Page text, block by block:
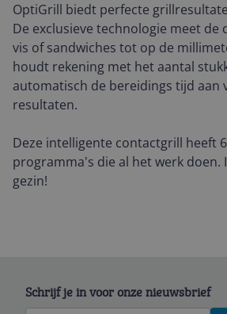
OptiGrill biedt perfecte
De exclusieve technologie meet de
vis of sandwiches tot op de
houdt rekening met het aantal
automatisch de bereidings tijd aan
resultaten.
Deze intelligente contactgrill heeft
programma's die al het werk doen.
gezin!
Schrijf je in voor onze nieuwsbrief